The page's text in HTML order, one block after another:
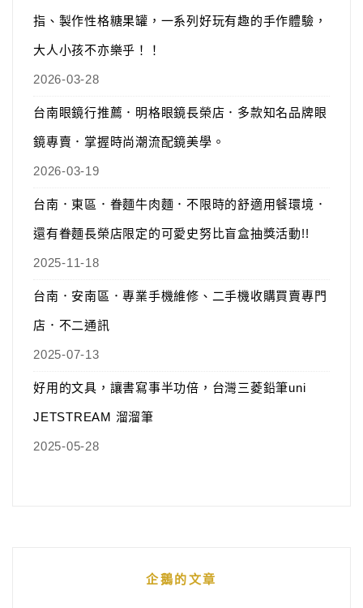
指、製作性格糖果罐，一系列好玩有趣的手作體驗，
大人小孩不亦樂乎！！
2026-03-28
台南眼鏡行推薦．明格眼鏡長榮店．多款知名品牌眼
鏡專賣．掌握時尚潮流配鏡美學。
2026-03-19
台南．東區．眷麵牛肉麵．不限時的舒適用餐環境．
還有眷麵長榮店限定的可愛史努比盲盒抽獎活動!!
2025-11-18
台南．安南區．專業手機維修、二手機收購買賣專門
店．不二通訊
2025-07-13
好用的文具，讓書寫事半功倍，台灣三菱鉛筆uni
JETSTREAM 溜溜筆
2025-05-28
企鵝的文章